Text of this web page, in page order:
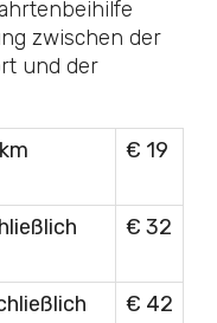
zwischen der
und der
€ 19
€ 32
€ 42